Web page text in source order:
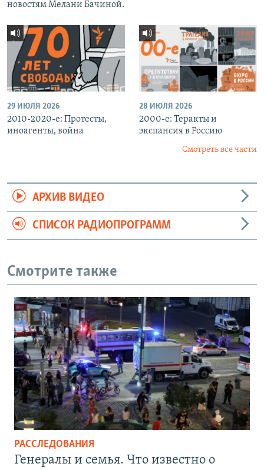
новостям Мелани Бачиной.
29 ИЮЛЯ 2026
2010-2020-е: Протесты,
иноагенты, война
28 ИЮЛЯ 2026
2000-е: Теракты и
экспансия в Россию
Смотреть все части
АРХИВ ВИДЕО
СПИСОК РАДИОПРОГРАММ
Смотрите также
РАССЛЕДОВАНИЯ
Генералы и семья. Что известно о